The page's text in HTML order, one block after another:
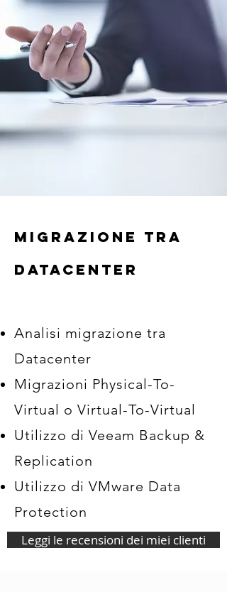
migrazione tra
datacenter
Analisi migrazione tra
Datacenter
Migrazioni Physical-To-
Virtual o Virtual-To-Virtual
Utilizzo di Veeam Backup &
Replication
Utilizzo di VMware Data
Protection
Leggi le recensioni dei miei clienti